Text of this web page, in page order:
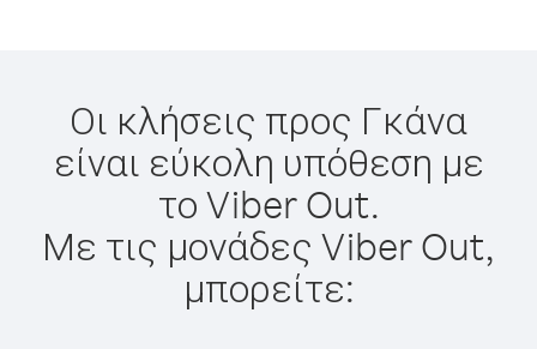
Οι κλήσεις προς Γκάνα
είναι εύκολη υπόθεση με
το Viber Out.
Με τις μονάδες Viber Out,
μπορείτε: